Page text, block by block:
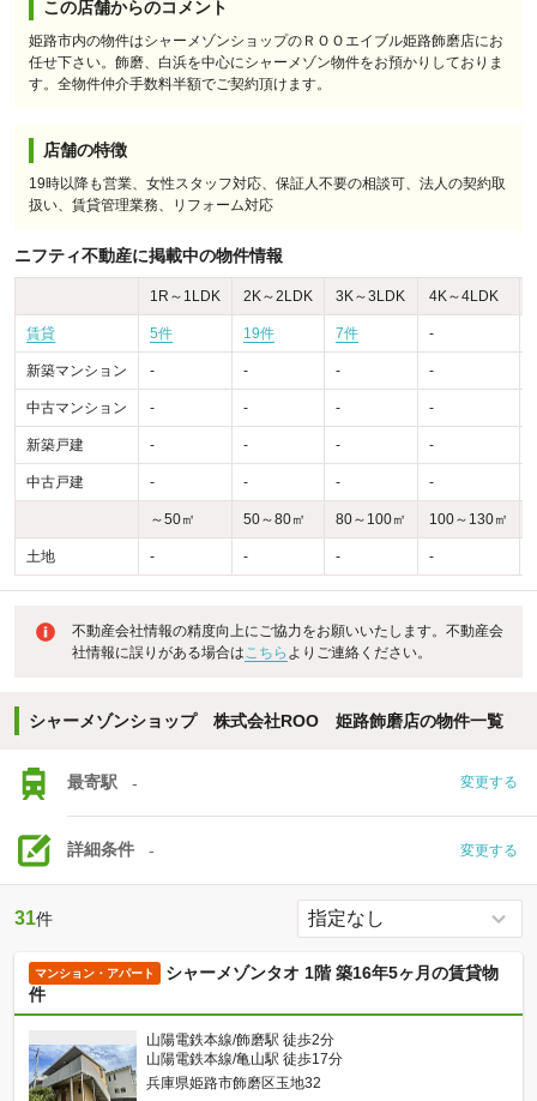
この店舗からのコメント
姫路市内の物件はシャーメゾンショップのＲＯＯエイブル姫路飾磨店にお
任せ下さい。飾磨、白浜を中心にシャーメゾン物件をお預かりしておりま
す。全物件仲介手数料半額でご契約頂けます。
店舗の特徴
19時以降も営業、女性スタッフ対応、保証人不要の相談可、法人の契約取
扱い、賃貸管理業務、リフォーム対応
ニフティ不動産に掲載中の物件情報
1R～1LDK 2K～2LDK 3K～3LDK 4K～4LDK
賃貸 5件 19件 7件 -
新築マンション - - - -
中古マンション - - - -
新築戸建 - - - -
中古戸建 - - - -
～50㎡ 50～80㎡ 80～100㎡ 100～130㎡
土地 - - - -
不動産会社情報の精度向上にご協力をお願いいたします。不動産会
社情報に誤りがある場合はこちら よりご連絡ください。
シャーメゾンショップ 株式会社ROO 姫路飾磨店の物件一覧
最寄駅 - 変更する
詳細条件 - 変更する
31件
マンション・アパート
シャーメゾンタオ 1階 築16年5ヶ月の賃貸物
件
山陽電鉄本線/飾磨駅 徒歩2分
山陽電鉄本線/亀山駅 徒歩17分
兵庫県姫路市飾磨区玉地32